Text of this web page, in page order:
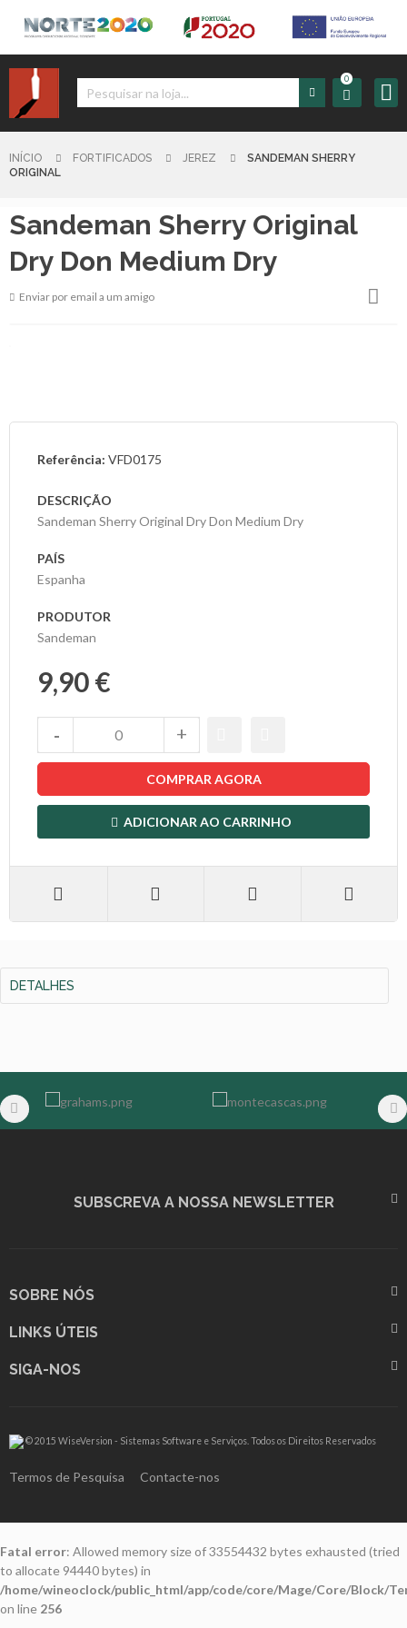
0
Sessão
up
As
INÍCIO FORTIFICADOS JEREZ
SANDEMAN SHERRY
ORIGINAL
Sandeman Sherry Original
Dry Don Medium Dry
Enviar por email a um amigo
Referência: VFD0175
DESCRIÇÃO
Sandeman Sherry Original Dry Don Medium Dry
PAÍS
Espanha
PRODUTOR
Sandeman
9,90 €
COMPRAR AGORA
ADICIONAR AO CARRINHO
DETALHES
SUBSCREVA A NOSSA NEWSLETTER
SOBRE NÓS
LINKS ÚTEIS
SIGA-NOS
© 2015 WiseVersion - Sistemas Software e Serviços. Todos os Direitos Reservados
Termos de Pesquisa Contacte-nos
Fatal error: Allowed memory size of 33554432 bytes exhausted (tried
to allocate 94440 bytes) in
/home/wineoclock/public_html/app/code/core/Mage/Core/Block/
on line 256